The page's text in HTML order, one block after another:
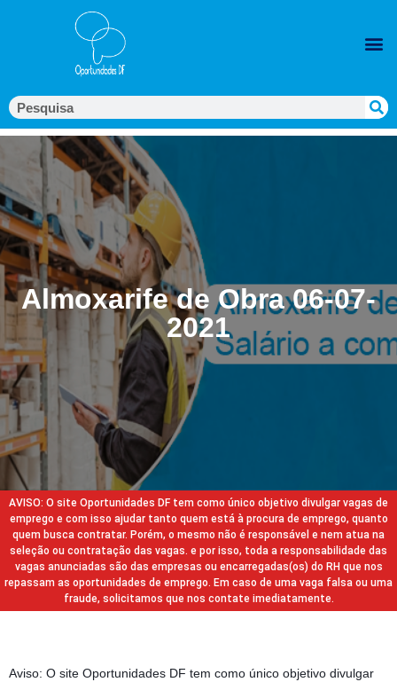
Almoxarife de Obra 06-07-
2021
AVISO: O site Oportunidades DF tem como único objetivo divulgar vagas de
emprego e com isso ajudar tanto quem está à procura de emprego, quanto
quem busca contratar. Porém, o mesmo não é responsável e nem atua na
seleção ou contratação das vagas. e por isso, toda a responsabilidade das
vagas anunciadas são das empresas ou encarregadas(os) do RH que nos
repassam as oportunidades de emprego. Em caso de uma vaga falsa ou uma
fraude, solicitamos que nos contate imediatamente.
Aviso: O site Oportunidades DF tem como único objetivo divulgar